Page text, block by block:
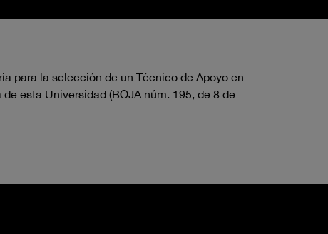
para la selección de un Técnico de Apoyo en
esta Universidad (BOJA núm. 195, de 8 de